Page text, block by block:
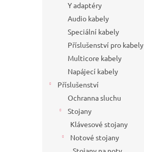
Y adaptéry
Audio kabely
Speciální kabely
Příslušenství pro kabely
Multicore kabely
Napájecí kabely
Příslušenství
Ochranna sluchu
Stojany
Klávesové stojany
Notové stojany